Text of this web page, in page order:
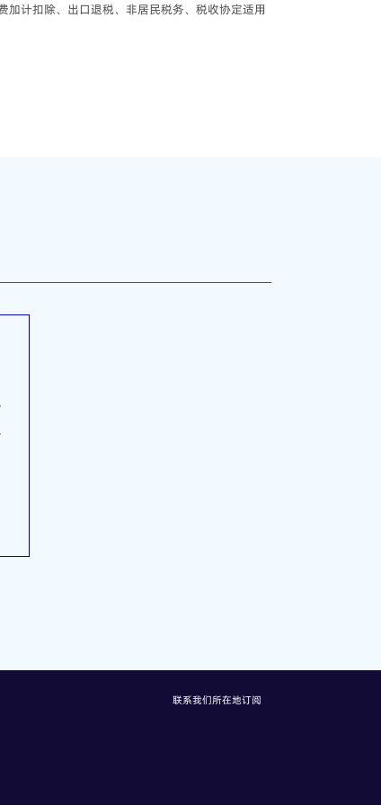
计扣除、出口退税、非居民税务、税收协定适用
联系我们所在地订阅